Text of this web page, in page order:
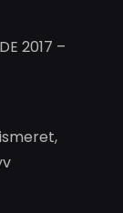
2017 –